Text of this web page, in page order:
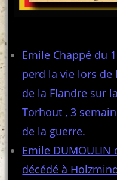
Emile Chappé du
perd la vie lors de
de la Flandre sur
Torhout , 3
de la guerre.
Emile DUMOULIN
décédé à